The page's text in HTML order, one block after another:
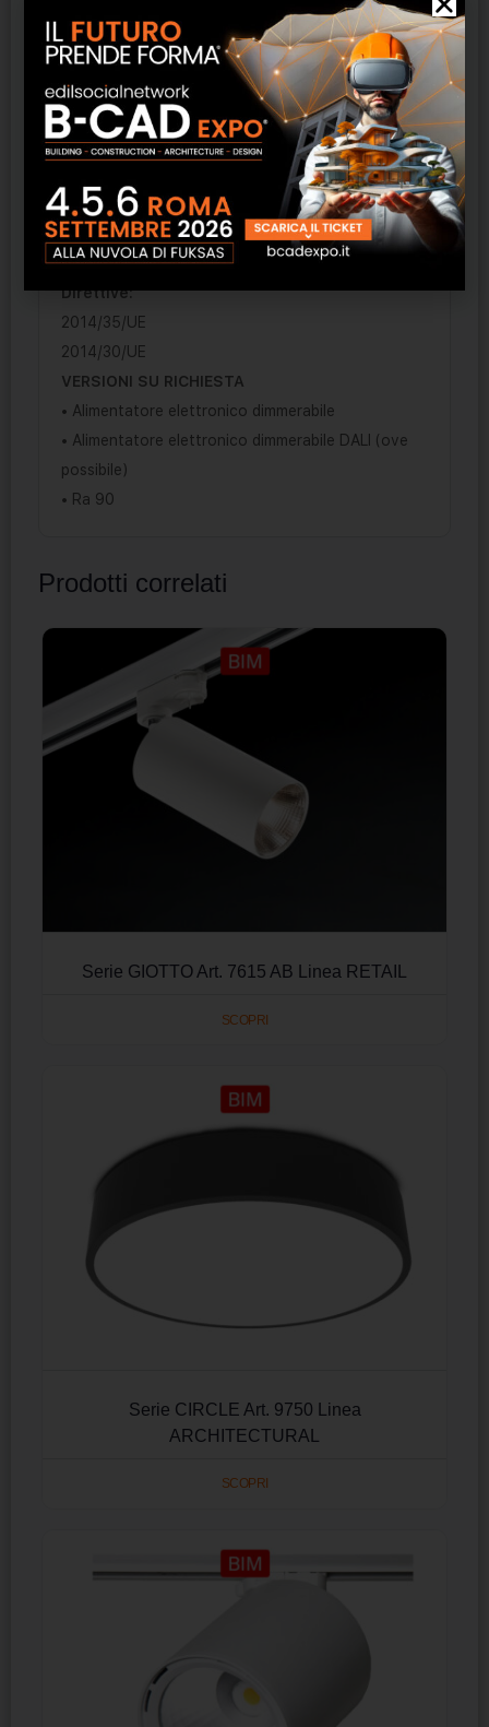
Normative:
EN 60598-1
EN 60598-2-1
EN 62031
Sicurezza fotobiologica delle lampade e
EN 62471
IEC/TR 62778
Rischio esente – GR 0
Direttive:
2014/35/UE
2014/30/UE
VERSIONI SU RICHIESTA
• Alimentatore elettronico dimmerabile
• Alimentatore elettronico dimmerabile DALI (ove
possibile)
• Ra 90
Prodotti correlati
Serie GIOTTO Art. 7615 AB Linea RETAIL
SCOPRI
Serie CIRCLE Art. 9750 Linea
ARCHITECTURAL
SCOPRI